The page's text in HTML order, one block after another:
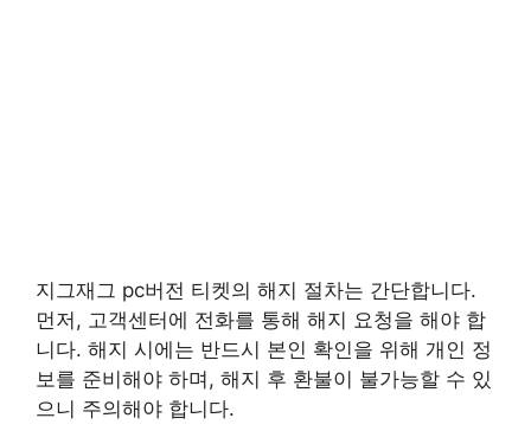
지그재그 pc버전 티켓의 해지 절차는 간단합니다.
먼저, 고객센터에 전화를 통해 해지 요청을 해야 합
니다. 해지 시에는 반드시 본인 확인을 위해 개인 정
보를 준비해야 하며, 해지 후 환불이 불가능할 수 있
으니 주의해야 합니다.